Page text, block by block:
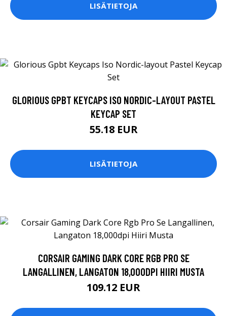
LISÄTIETOJA
GLORIOUS GPBT KEYCAPS ISO NORDIC-LAYOUT PASTEL
KEYCAP SET
55.18 EUR
LISÄTIETOJA
CORSAIR GAMING DARK CORE RGB PRO SE
LANGALLINEN, LANGATON 18,000DPI HIIRI MUSTA
109.12 EUR